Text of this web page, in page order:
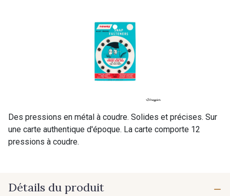
Des pressions en métal à coudre. Solides et précises. Sur
une carte authentique d'époque. La carte comporte 12
pressions à coudre.
Détails du produit